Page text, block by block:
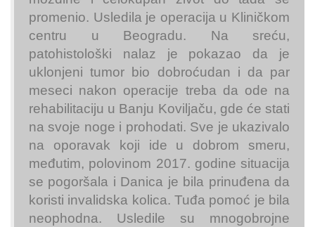
promenio. Usledila je operacija u Kliničkom
centru u Beogradu. Na sreću,
patohistološki nalaz je pokazao da je
uklonjeni tumor bio dobroćudan i da par
meseci nakon operacije treba da ode na
rehabilitaciju u Banju Koviljaču, gde će stati
na svoje noge i prohodati. Sve je ukazivalo
na oporavak koji ide u dobrom smeru,
međutim, polovinom 2017. godine situacija
se pogoršala i Danica je bila prinuđena da
koristi invalidska kolica. Tuđa pomoć je bila
neophodna. Usledile su mnogobrojne